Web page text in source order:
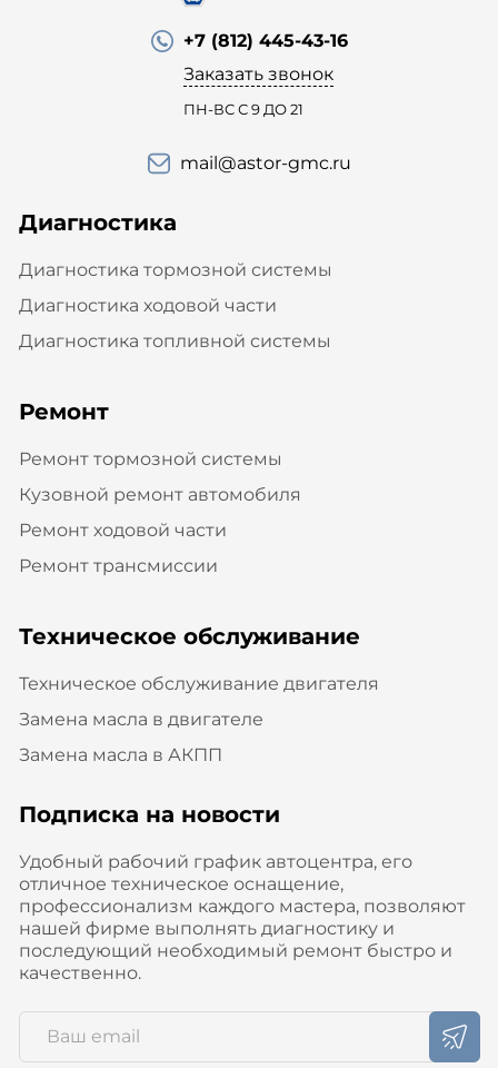
+7 (812) 445-43-16
Заказать звонок
ПН-ВС С 9 ДО 21
mail@astor-gmc.ru
Диагностика
Диагностика тормозной системы
Диагностика ходовой части
Диагностика топливной системы
Ремонт
Ремонт тормозной системы
Кузовной ремонт автомобиля
Ремонт ходовой части
Ремонт трансмиссии
Техническое обслуживание
Техническое обслуживание двигателя
Замена масла в двигателе
Замена масла в АКПП
Подписка на новости
Удобный рабочий график автоцентра, его
отличное техническое оснащение,
профессионализм каждого мастера, позволяют
нашей фирме выполнять диагностику и
последующий необходимый ремонт быстро и
качественно.